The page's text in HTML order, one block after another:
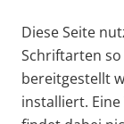
Diese Seite
Schriftarten so
bereitgestellt
installiert.